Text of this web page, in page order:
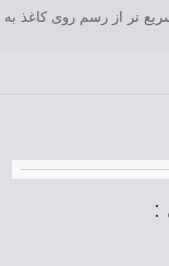
تر از رسم روی کاغذ
: